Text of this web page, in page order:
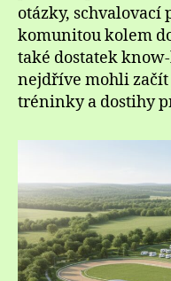
otázky, schvalovací
komunitou kolem
také dostatek
nejdříve mohli
tréninky a dostihy